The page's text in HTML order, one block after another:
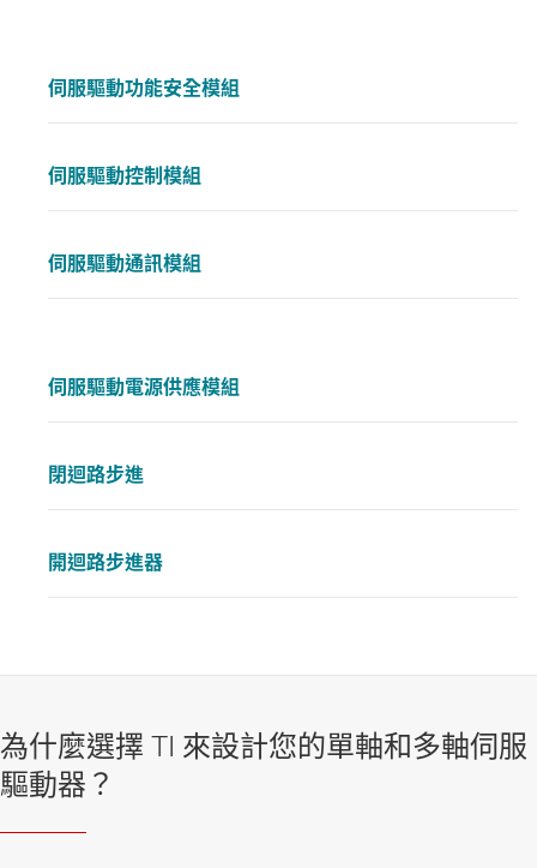
伺服驅動功能安全模組
伺服驅動控制模組
伺服驅動通訊模組
伺服驅動電源供應模組
閉迴路步進
開迴路步進器
為什麼選擇 TI 來設計您的單軸和多軸伺服
驅動器？